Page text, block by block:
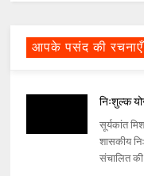
आपके पसंद की रचनाएँ
निःशुल्क
सूर्यकांत
शासकीय
संचालित